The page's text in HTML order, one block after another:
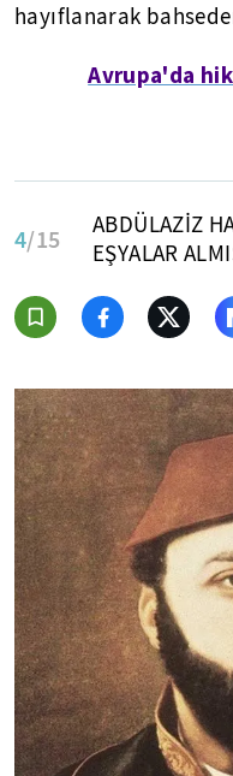
hayıflanarak
Avrupa'da
4/15
ABDÜLAZİZ
EŞYALAR